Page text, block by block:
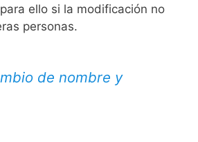
ello si la modificación no
personas.
de nombre y